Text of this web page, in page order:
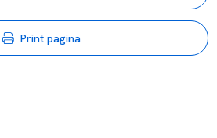
Print pagina